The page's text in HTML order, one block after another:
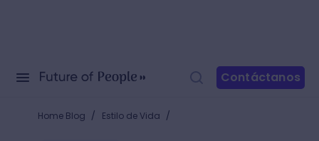
Contáctanos
Home Blog / Estilo de Vida /